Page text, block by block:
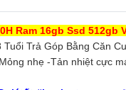
Ram 16gb Ssd 512gb
Trả Góp Bằng Căn
nhẹ -Tản nhiệt cực